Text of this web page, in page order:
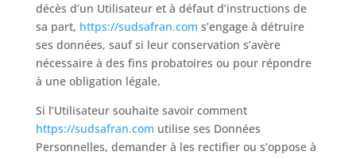
décès d’un Utilisateur et à défaut d’instructions de
sa part, https://sudsafran.com s’engage à détruire
ses données, sauf si leur conservation s’avère
nécessaire à des fins probatoires ou pour répondre
à une obligation légale.
Si l’Utilisateur souhaite savoir comment
https://sudsafran.com utilise ses Données
Personnelles, demander à les rectifier ou s’oppose à